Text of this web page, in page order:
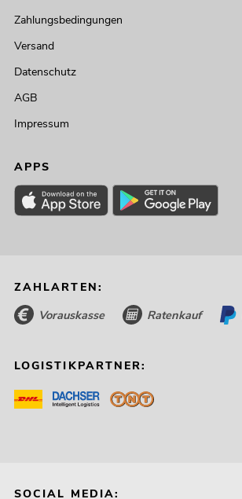
Zahlungsbedingungen
Versand
Datenschutz
AGB
Impressum
APPS
ZAHLARTEN:
Vorauskasse Ratenkauf
LOGISTIKPARTNER:
SOCIAL MEDIA: